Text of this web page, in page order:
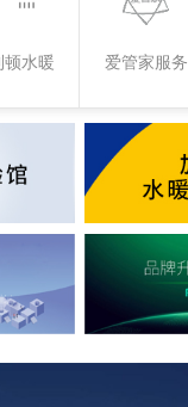
顿水暖 爱管家服务